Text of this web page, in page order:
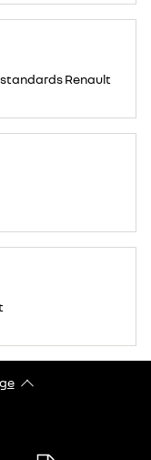
Renault